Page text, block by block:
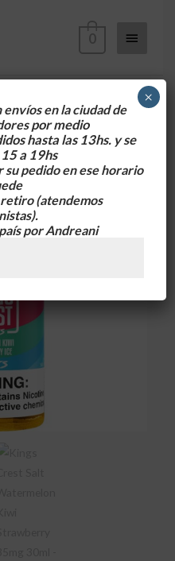
0
en la ciudad de
por medio
hasta las 13hs. y se
a 19hs
su pedido en ese horario
retiro(atendemos
por Andreani
×